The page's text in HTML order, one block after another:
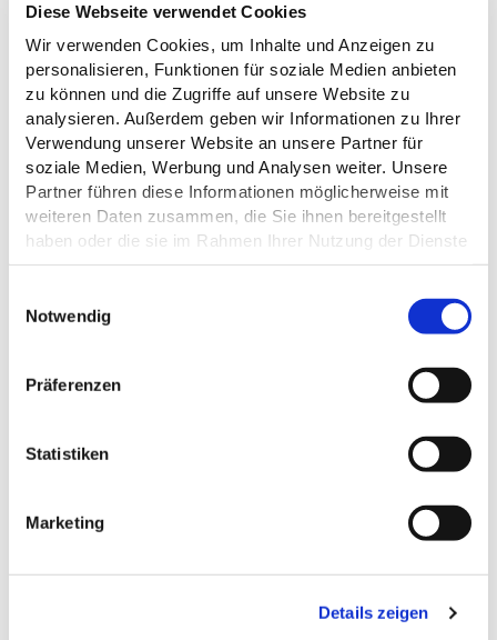
Diese Webseite verwendet Cookies
Wir verwenden Cookies, um Inhalte und Anzeigen zu
personalisieren, Funktionen für soziale Medien anbieten
zu können und die Zugriffe auf unsere Website zu
analysieren. Außerdem geben wir Informationen zu Ihrer
Verwendung unserer Website an unsere Partner für
soziale Medien, Werbung und Analysen weiter. Unsere
Partner führen diese Informationen möglicherweise mit
weiteren Daten zusammen, die Sie ihnen bereitgestellt
haben oder die sie im Rahmen Ihrer Nutzung der Dienste
gesammelt haben.
Datenschutz
Notwendig
Präferenzen
Statistiken
Marketing
Details zeigen
ALLGEMEINE INFORMATIONEN